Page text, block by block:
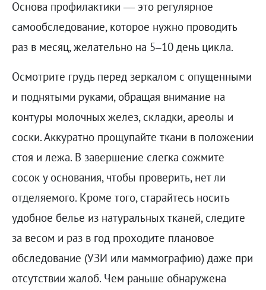
Основа профилактики — это регулярное
самообследование, которое нужно проводить
раз в месяц, желательно на 5–10 день цикла.
Осмотрите грудь перед зеркалом с опущенными
и поднятыми руками, обращая внимание на
контуры молочных желез, складки, ареолы и
соски. Аккуратно прощупайте ткани в положении
стоя и лежа. В завершение слегка сожмите
сосок у основания, чтобы проверить, нет ли
отделяемого. Кроме того, старайтесь носить
удобное белье из натуральных тканей, следите
за весом и раз в год проходите плановое
обследование (УЗИ или маммографию) даже при
отсутствии жалоб. Чем раньше обнаружена